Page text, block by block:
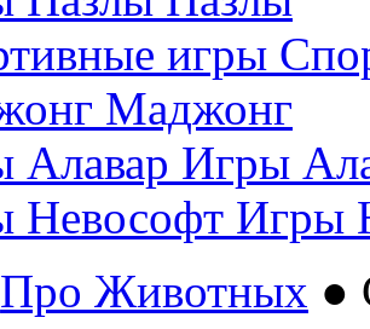
Маджонг
Игры
Игры
Про Животных ●